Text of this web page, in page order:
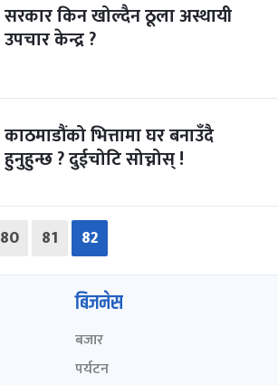
सरकार किन खोल्दैन ठूला अस्थायी
उपचार केन्द्र ?
काठमाडौंको भित्तामा घर बनाउँदै
हुनुहुन्छ ? दुईचोटि सोच्नोस् !
80 81 82
बिजनेस
बजार
पर्यटन